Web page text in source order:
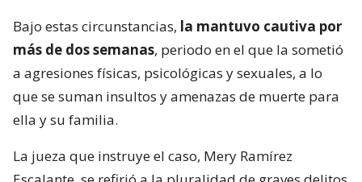
Bajo estas circunstancias, la mantuvo cautiva por
más de dos semanas, periodo en el que la sometió
a agresiones físicas, psicológicas y sexuales, a lo
que se suman insultos y amenazas de muerte para
ella y su familia.
La jueza que instruye el caso, Mery Ramírez